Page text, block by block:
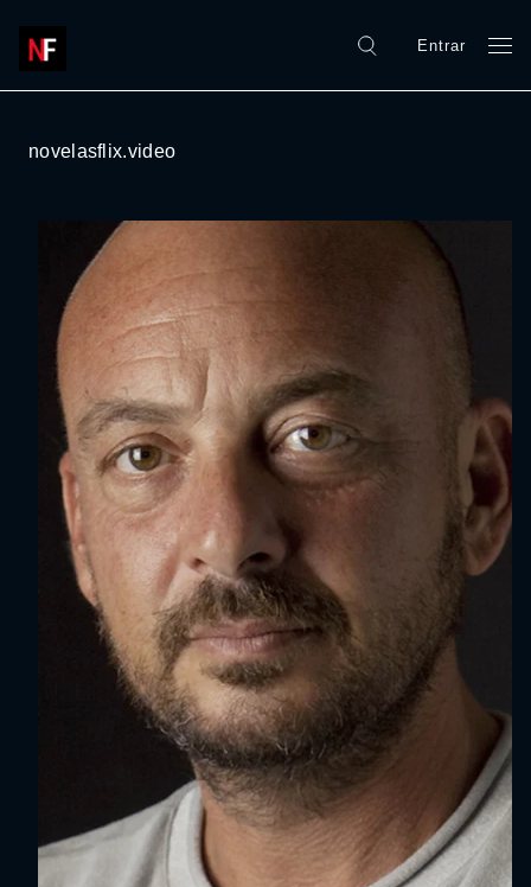
Entrar
novelasflix.video